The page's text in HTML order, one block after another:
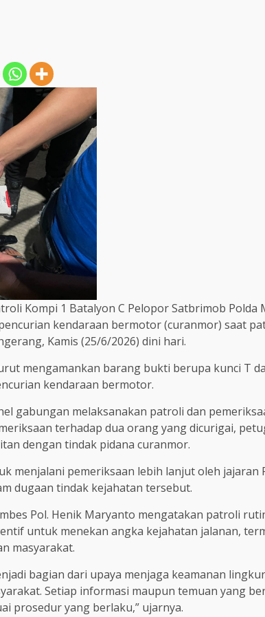
Kompi 1 Batalyon C Pelopor Satbrimob Polda
kendaraan bermotor (curanmor) saat
Kamis (25/6/2026) dini hari.
mengamankan barang bukti berupa kunci T
kendaraan bermotor.
gabungan melaksanakan patroli dan
terhadap dua orang yang dicurigai,
dengan tindak pidana curanmor.
menjalani pemeriksaan lebih lanjut oleh jajaran
dugaan tindak kejahatan tersebut.
Pol. Henik Maryanto mengatakan patroli
untuk menekan angka kejahatan jalanan,
masyarakat.
bagian dari upaya menjaga keamanan
Setiap informasi maupun temuan yang
prosedur yang berlaku,” ujarnya.